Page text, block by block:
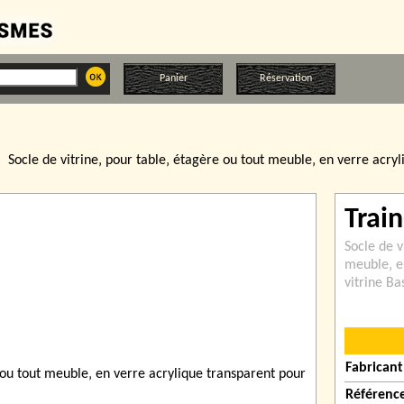
Panier Réservation
Socle de vitrine‚ pour table‚ étagère ou tout meuble‚ en verre
Socle de
meuble‚
vitrine
Fabricant